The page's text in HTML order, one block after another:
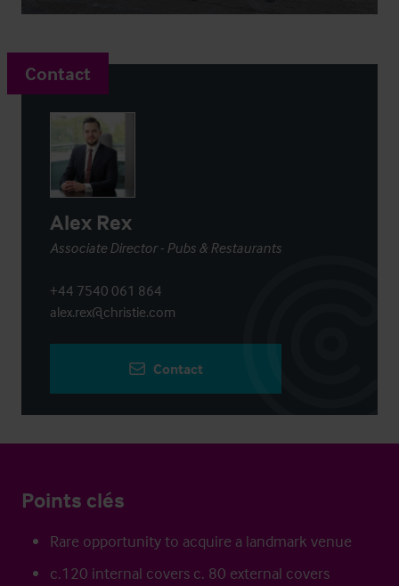
Contact
Alex Rex
Associate Director - Pubs & Restaurants
+44 7540 061 864
alex.rex@christie.com
Contact
Points clés
Rare opportunity to acquire a landmark venue
c.120 internal covers c. 80 external covers